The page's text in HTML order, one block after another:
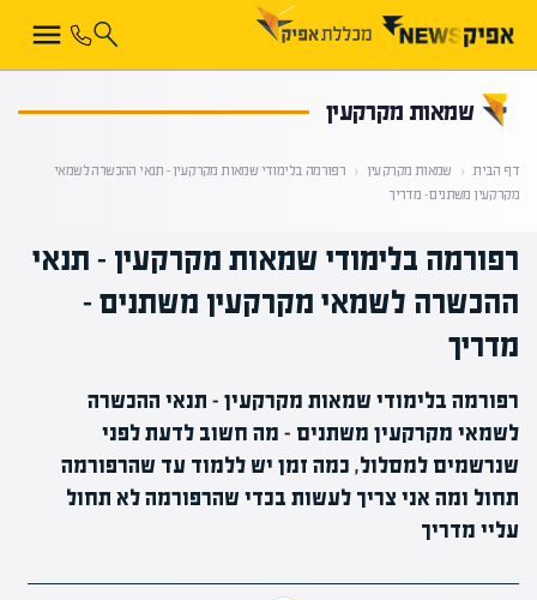
שמאות מקרקעין
דף הבית ‹ שמאות מקרקעין ‹ רפורמה בלימודי שמאות מקרקעין – תנאי ההכשרה לשמאי
מקרקעין משתנים – מדריך
רפורמה בלימודי שמאות מקרקעין – תנאי
ההכשרה לשמאי מקרקעין משתנים –
מדריך
רפורמה בלימודי שמאות מקרקעין - תנאי ההכשרה
לשמאי מקרקעין משתנים - מה חשוב לדעת לפני
שנרשמים למסלול, כמה זמן יש ללמוד עד שהרפורמה
תחול ומה אני צריך לעשות בכדי שהרפורמה לא תחול
עליי מדריך